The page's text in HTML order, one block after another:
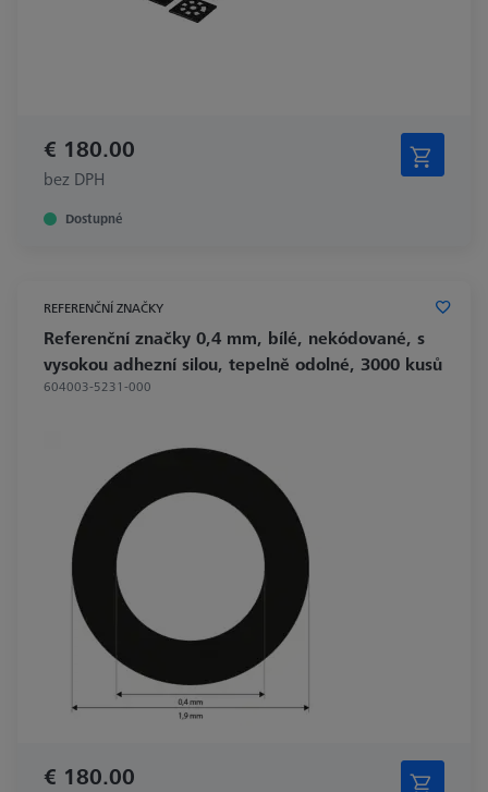
€ 180.00
bez DPH
Dostupné
REFERENČNÍ ZNAČKY
Referenční značky 0,4 mm, bílé, nekódované, s
vysokou adhezní silou, tepelně odolné, 3000 kusů
604003-5231-000
€ 180.00